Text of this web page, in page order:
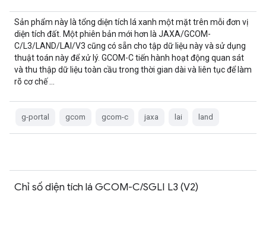
Sản phẩm này là tổng diện tích lá xanh một mặt trên mỗi đơn vị
diện tích đất. Một phiên bản mới hơn là JAXA/GCOM-
C/L3/LAND/LAI/V3 cũng có sẵn cho tập dữ liệu này và sử dụng
thuật toán này để xử lý. GCOM-C tiến hành hoạt động quan sát
và thu thập dữ liệu toàn cầu trong thời gian dài và liên tục để làm
rõ cơ chế …
g-portal gcom gcom-c jaxa lai land
Chỉ số diện tích lá GCOM-C/SGLI L3 (V2)